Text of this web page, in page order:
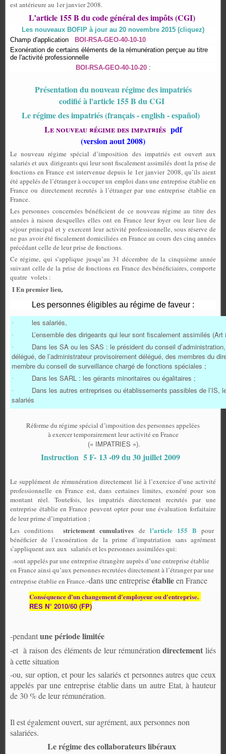
est antérieure au 1er janvier 2008.
L’article 155 B du code général des impôts (CGI)
Les nouveaux BOFIP à jour au 20 novembre 2015 (cliquez)
Champ d'application
BOI-RSA-GEO-40-10-10
Exonération de certains éléments de la rémunération perçue au titre
de l'activité professionnelle
BOI-RSA-GEO-40-10-20:
Présentation du nouveau régime des impatriés
codifié à l'article 155 B du CGI
Le régime des impatriés (français - english - español)
Le nouveau régime des impatriés pdf
(version aout 2008)
Le nouveau régime spécial d’imposition des impatriés est ouvert aux
salariés et aux dirigeants qui leur sont fiscalement assimilés dont la prise de
fonctions en France est intervenue depuis le 1er janvier 2008, qu’ils aient
été appelés de l’étranger à occuper un emploi dans une entreprise établie en
France ou directement recrutés à l’étranger par une entreprise établie en
France.
Les personnes concernées bénéficient de ce nouveau régime au titre des
années à raison desquelles elles ont en France leur foyer ou leur lieu de
séjour principal et y exercent leur activité professionnelle, sous réserve de
ne pas avoir été fiscalement domiciliées en France au cours des cinq années
précédant celle de leur prise de fonctions.
Ce régime, qui s’applique jusqu’au 31 décembre de la cinquième année
suivant celle de la prise de fonctions en France des bénéficiaires, comporte
quatre volets :
IEn premier lieu,
Les personnes éligibles au régime de faveur :
· les salariés,
· L’ensemble des dirigeants qui leur sont fiscalement assimilés (Art
· Dans les SA ou les SAS : le président du conseil
délégué, de l’administrateur provisoirement délégué, des membres du
membre du conseil de surveillance chargé de fonctions spéciales ;
· Dans les SARL : les gérants minoritaires ou égalitaires ;
· Dans les autres entreprises ou établissements passibles de l’IS,
salariés
Réforme du régime spécial d’imposition des personnes appelées
à exercer temporairement leur activité en France
(« IMPATRIES »).
Instruction 5 F- 13 -09 du 30 juillet 2009
Le supplément de rémunération directement lié à l’exercice d’une activité
professionnelle en France est, dans certaines limites, exonéré pour son
montant réel. Toutefois, les impatriés directement recrutés par une
entreprise établie en France peuvent opter pour une évaluation forfaitaire
de leur prime d’impatriation ;
Les conditions
strictement cumulatives de l’article 155 B pour
bénéficier de l’exonération de la prime d’impatriation sans agrément
s’appliquent aux aux salariés et les personnes assimilées qui:
-sont appelés par une entreprise étrangère auprès d’une entreprise établie
en France ainsi qu’aux personnes recrutées directement à l’étranger par une
entreprise établie en France.-dans une entrepriseétablieen France
Conséquence d'un changement d'employeur ou d'entreprise.
RES N° 2010/60 (FP)
-pendantune période limitée
-et à raison des éléments de leur rémunérationdirectement liés
à cette situation
-ou, sur option, et pour les salariés et personnes autres que ceux
appelés par une entreprise établie dans un autre Etat, à hauteur
de 30 % de leur rémunération.
Il est également ouvert, sur agrément, aux personnes non
salariées.
Le régime des collaborateurs libéraux